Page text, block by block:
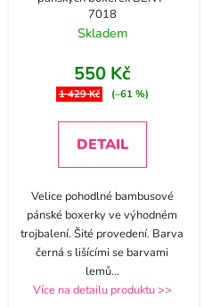
7018
Skladem
550 Kč
1 429 Kč (–61 %)
DETAIL
Velice pohodlné bambusové
pánské boxerky ve výhodném
trojbalení. Šité provedení. Barva
černá s lišícími se barvami
lemů...
Více na detailu produktu >>